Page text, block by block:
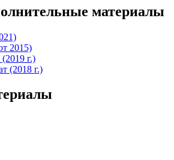
материалы
2015)
г.)
(2018 г.)